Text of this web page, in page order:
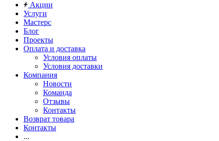
Акции
Услуги
Мастерс
Блог
Проекты
Оплата и доставка
Условия оплаты
Условия доставки
Компания
Новости
Команда
Отзывы
Контакты
Возврат товара
Контакты
...